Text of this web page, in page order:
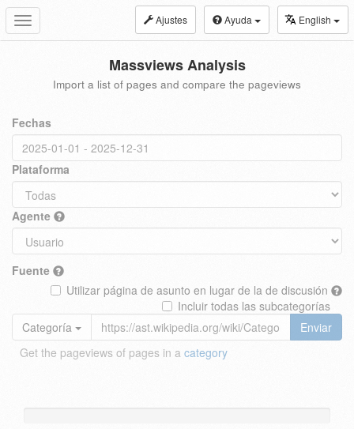
Toggle
navigation
Ajustes Ayuda English
Massviews Analysis
Import a list of pages and compare the pageviews
Fechas
Plataforma
Agente
Fuente
Utilizar página de asunto en lugar de la de discusión
Incluir todas las subcategorías
Categoría
Enviar
Get the pageviews of pages in a category